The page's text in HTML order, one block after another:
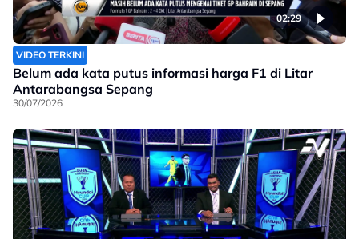
02:29
VIDEO TERKINI
Belum ada kata putus informasi harga F1 di Litar
Antarabangsa Sepang
30/07/2026